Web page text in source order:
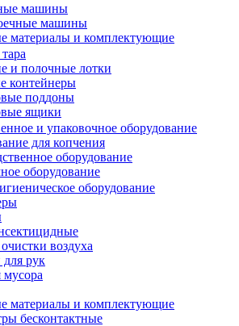
машины
машины
материалы и комплектующие
и полочные лотки
контейнеры
поддоны
ящики
и упаковочное оборудование
для копчения
оборудование
оборудование
оборудование
воздуха
рук
материалы и комплектующие
бесконтактные